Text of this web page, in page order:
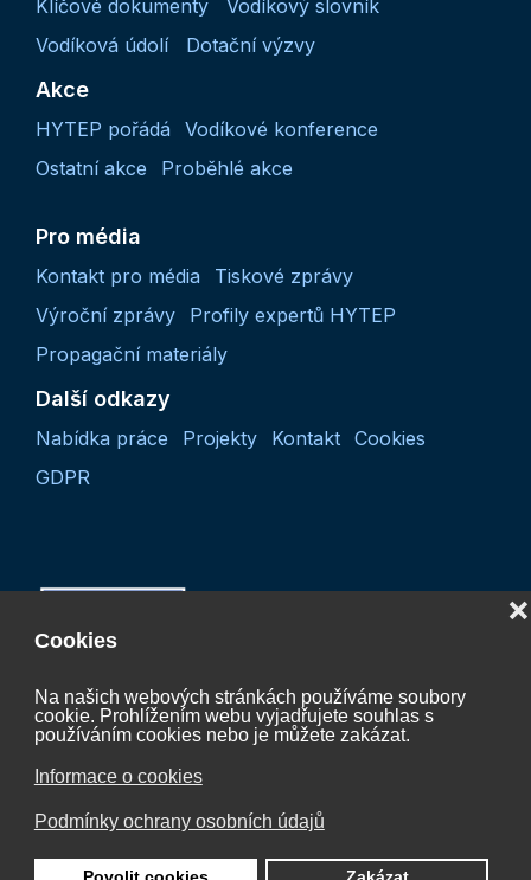
Cookies
Na našich webových stránkách používáme soubory
cookie. Prohlížením webu vyjadřujete souhlas s
používáním cookies nebo je můžete zakázat.
Informace o cookies
Podmínky ochrany osobních údajů
❌
Klíčové dokumenty
Vodíkový slovník
Vodíková údolí
Dotační výzvy
Akce
HYTEP pořádá
Vodíkové konference
Ostatní akce
Proběhlé akce
Pro média
Kontakt pro média
Tiskové zprávy
Výroční zprávy
Profily expertů HYTEP
Propagační materiály
Další odkazy
Nabídka práce Projekty Kontakt Cookies
GDPR
Projekt “Koordinační činnost České vodíkové
je spolufinancován Evropskou unií.